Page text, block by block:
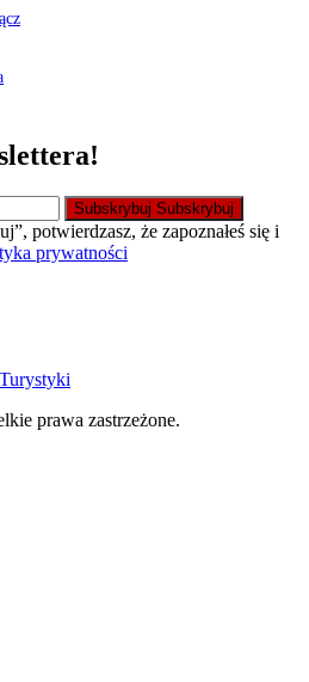
Subskrybuj Subskrybuj
potwierdzasz, że zapoznałeś się i
prywatności
prawa zastrzeżone.